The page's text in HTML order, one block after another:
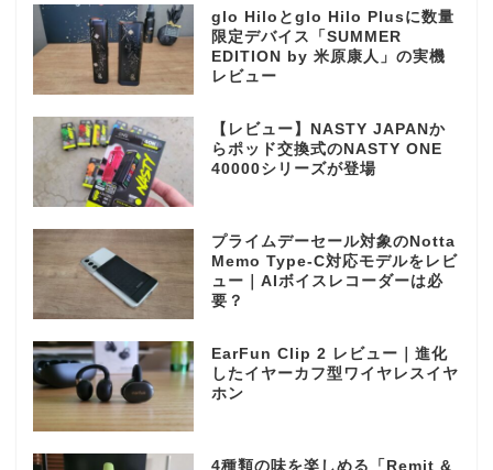
glo Hiloとglo Hilo Plusに数量
限定デバイス「SUMMER
EDITION by 米原康人」の実機
レビュー
【レビュー】NASTY JAPANか
らポッド交換式のNASTY ONE
40000シリーズが登場
プライムデーセール対象のNotta
Memo Type-C対応モデルをレビ
ュー｜AIボイスレコーダーは必
要？
EarFun Clip 2 レビュー｜進化
したイヤーカフ型ワイヤレスイヤ
ホン
4種類の味を楽しめる「Remit &